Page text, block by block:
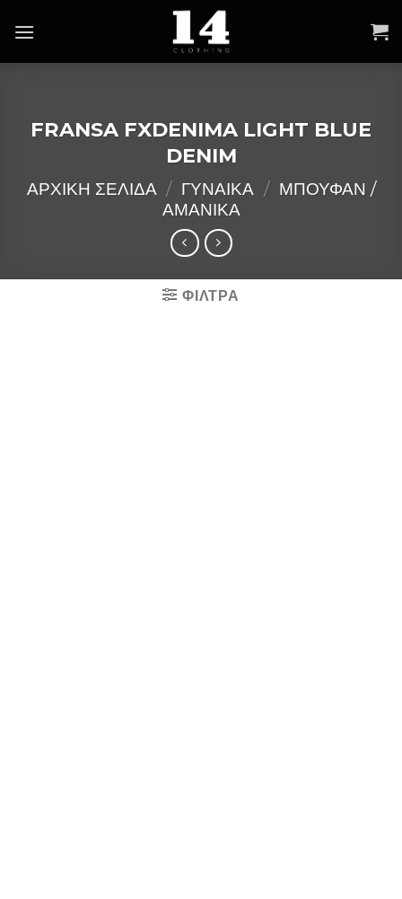
FRANSA FXDENIMA LIGHT BLUE
DENIM
ΑΡΧΙΚΉ ΣΕΛΊΔΑ / ΓΥΝΑΙΚΑ / ΜΠΟΥΦΑΝ /
ΑΜΑΝΙΚΑ
ΦΙΛΤΡΑ